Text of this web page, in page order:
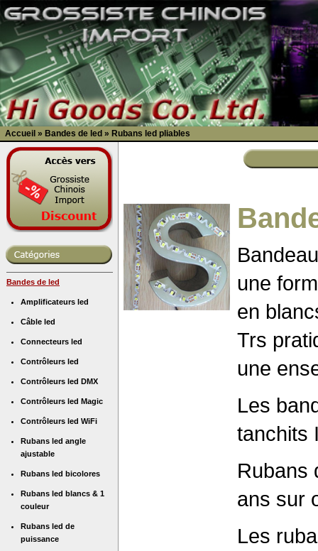
Accueil » Bandes de led » Rubans led pliables
Bandes de led
Amplificateurs led
Câble led
Connecteurs led
Contrôleurs led
Contrôleurs led DMX
Contrôleurs led Magic
Contrôleurs led WiFi
Rubans led angle
ajustable
Rubans led bicolores
Rubans led blancs & 1
couleur
Rubans led de
puissance
une
en
Trs
une
Les
tanchits
Rubans
ans sur
Les